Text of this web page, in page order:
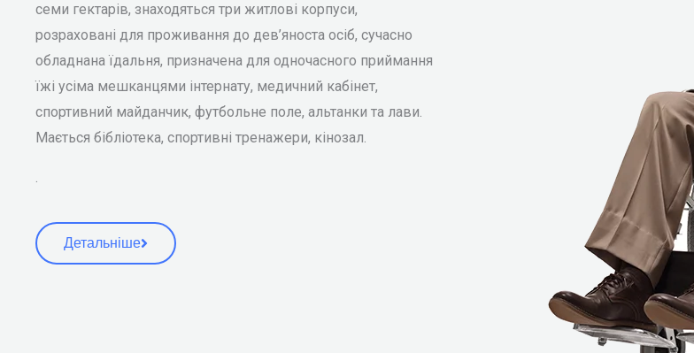
семи гектарів, знаходяться три житлові корпуси,
розраховані для проживання до дев’яноста осіб, сучасно
обладнана їдальня, призначена для одночасного приймання
їжі усіма мешканцями інтернату, медичний кабінет,
спортивний майданчик, футбольне поле, альтанки та лави.
Мається бібліотека, спортивні тренажери, кінозал.
.
Детальніше